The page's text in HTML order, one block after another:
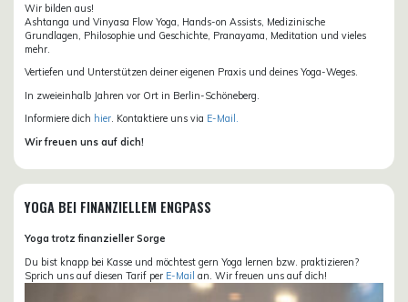
Wir bilden aus!
Ashtanga und Vinyasa Flow Yoga, Hands-on Assists, Medizinische
Grundlagen, Philosophie und Geschichte, Pranayama, Meditation und vieles
mehr.
Vertiefen und Unterstützen deiner eigenen Praxis und deines Yoga-Weges.
In zweieinhalb Jahren vor Ort in Berlin-Schöneberg.
Informiere dich hier. Kontaktiere uns via E-Mail.
Wir freuen uns auf dich!
YOGA BEI FINANZIELLEM ENGPASS
Yoga trotz finanzieller Sorge
Du bist knapp bei Kasse und möchtest gern Yoga lernen bzw. praktizieren?
Sprich uns auf diesen Tarif per E-Mail an. Wir freuen uns auf dich!